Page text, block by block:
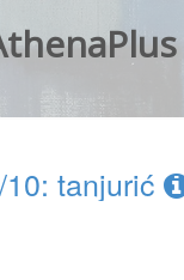
tanjurić